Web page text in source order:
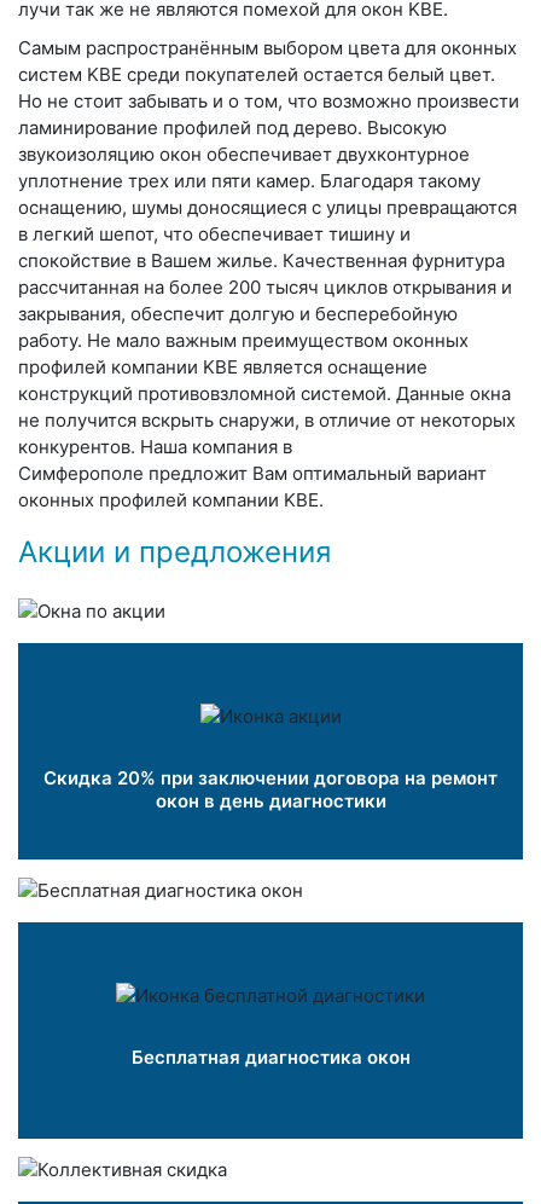
лучи так же не являются помехой для окон KBE.
Самым распространённым выбором цвета для оконных
систем KBE среди покупателей остается белый цвет.
Но не стоит забывать и о том, что возможно произвести
ламинирование профилей под дерево. Высокую
звукоизоляцию окон обеспечивает двухконтурное
уплотнение трех или пяти камер. Благодаря такому
оснащению, шумы доносящиеся с улицы превращаются
в легкий шепот, что обеспечивает тишину и
спокойствие в Вашем жилье. Качественная фурнитура
рассчитанная на более 200 тысяч циклов открывания и
закрывания, обеспечит долгую и бесперебойную
работу. Не мало важным преимуществом оконных
профилей компании KBE является оснащение
конструкций противовзломной системой. Данные окна
не получится вскрыть снаружи, в отличие от некоторых
конкурентов. Наша компания в
Симферополе предложит Вам оптимальный вариант
оконных профилей компании KBE.
Акции и предложения
Скидка 20% при заключении договора на ремонт
окон в день диагностики
Бесплатная диагностика окон